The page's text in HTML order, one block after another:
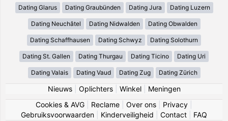
Dating Glarus Dating Graubünden Dating Jura Dating Luzern
Dating Neuchâtel Dating Nidwalden Dating Obwalden
Dating Schaffhausen Dating Schwyz Dating Solothurn
Dating St. Gallen Dating Thurgau Dating Ticino Dating Uri
Dating Valais Dating Vaud Dating Zug Dating Zürich
Nieuws| Oplichters| Winkel| Meningen
Cookies & AVG
Reclame Over ons Privacy
Gebruiksvoorwaarden
Kinderveiligheid Contact FAQ